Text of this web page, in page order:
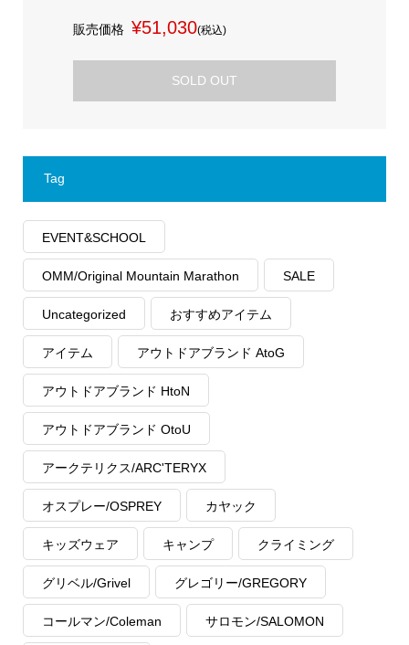
販売価格 ¥51,030(税込)
SOLD OUT
Tag
EVENT&SCHOOL
OMM/Original Mountain Marathon SALE
Uncategorized おすすめアイテム
アイテム アウトドアブランド AtoG
アウトドアブランド HtoN
アウトドアブランド OtoU
アークテリクス/ARC'TERYX
オスプレー/OSPREY カヤック
キッズウェア キャンプ クライミング
グリベル/Grivel グレゴリー/GREGORY
コールマン/Coleman サロモン/SALOMON